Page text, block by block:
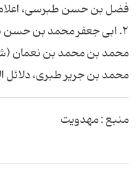
فضل بن حسن طبرسى، اعلام
محمد بن جرير طبرى، دلائل
منبع : مهدویت